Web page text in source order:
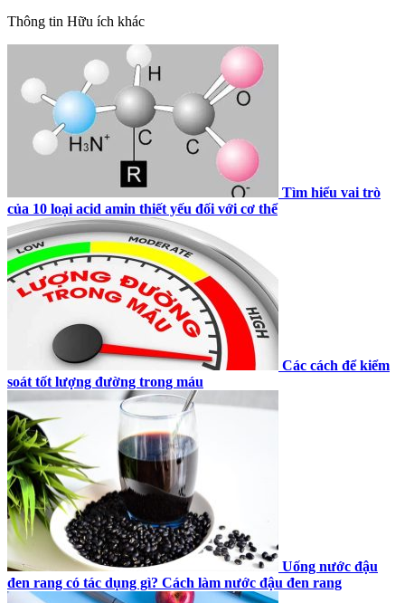
Thông tin Hữu ích khác
Tìm hiểu vai trò
của 10 loại acid amin thiết yếu đối với cơ thể
Các cách để kiểm
soát tốt lượng đường trong máu
Uống nước đậu
đen rang có tác dụng gì? Cách làm nước đậu đen rang